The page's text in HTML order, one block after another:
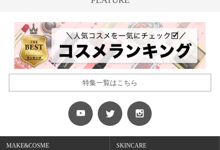
特集一覧はこちら
MAKE&COSME SKINCARE